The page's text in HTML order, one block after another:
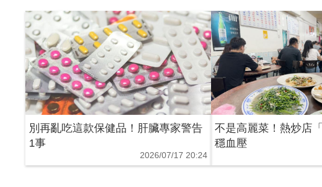
別再亂吃這款保健品！肝臟專家警告
1事
2026/07/17 20:24
不是高麗菜！熱炒店
穩血壓